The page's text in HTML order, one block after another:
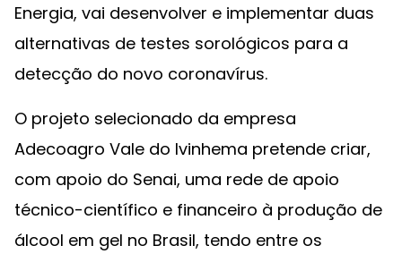
Energia, vai desenvolver e implementar duas
alternativas de testes sorológicos para a
detecção do novo coronavírus.
O projeto selecionado da empresa
Adecoagro Vale do Ivinhema pretende criar,
com apoio do Senai, uma rede de apoio
técnico-científico e financeiro à produção de
álcool em gel no Brasil, tendo entre os